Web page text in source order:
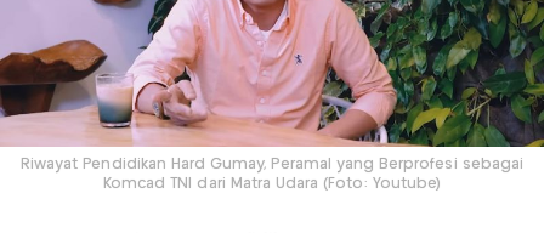
Riwayat Pendidikan Hard Gumay, Peramal yang Berprofesi sebagai
Komcad TNI dari Matra Udara (Foto: Youtube)